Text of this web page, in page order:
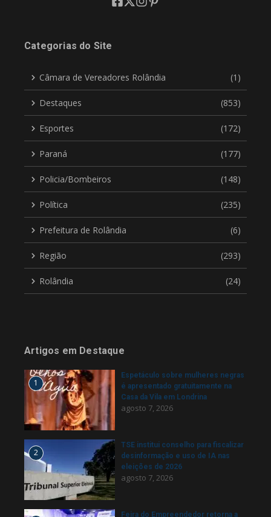
Categorias do Site
Câmara de Vereadores Rolândia (1)
Destaques (853)
Esportes (172)
Paraná (177)
Policia/Bombeiros (148)
Política (235)
Prefeitura de Rolândia (6)
Região (293)
Rolândia (24)
Artigos em Destaque
1
Espetáculo sobre mulheres negras
é apresentado gratuitamente na
Casa da Vila em Londrina
agosto 7, 2026
2
TSE institui conselho para fiscalizar
desinformação e uso de IA nas
eleições de 2026
agosto 7, 2026
Feira do Empreendedor retorna a